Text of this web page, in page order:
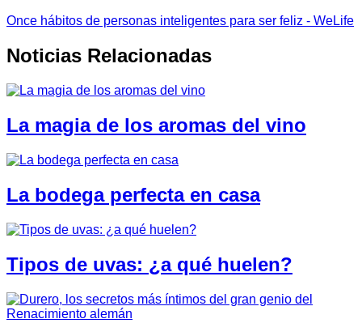
Once hábitos de personas inteligentes para ser feliz - WeLife
Noticias Relacionadas
La magia de los aromas del vino
La bodega perfecta en casa
Tipos de uvas: ¿a qué huelen?